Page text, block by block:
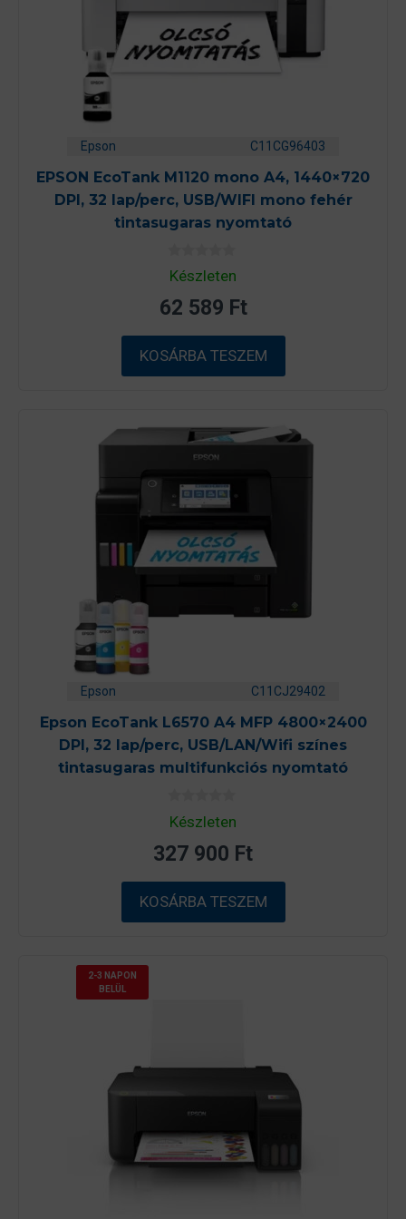
Epson C11CG96403
EPSON EcoTank M1120 mono A4, 1440×720
DPI, 32 lap/perc, USB/WIFI mono fehér
tintasugaras nyomtató
0
a
5
-
ő
l
Készleten
62 589 Ft
KOSÁRBA TESZEM
Epson C11CJ29402
Epson EcoTank L6570 A4 MFP 4800×2400
DPI, 32 lap/perc, USB/LAN/Wifi színes
tintasugaras multifunkciós nyomtató
0
a
5
-
ő
l
Készleten
327 900 Ft
KOSÁRBA TESZEM
2-3 NAPON
BELÜL